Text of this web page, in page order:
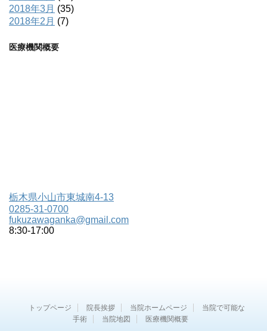
2018年3月 (35)
2018年2月 (7)
医療機関概要
栃木県小山市東城南4-13
0285-31-0700
fukuzawaganka@gmail.com
8:30-17:00
トップページ 院長挨拶 当院ホームページ
当院で可能な
手術
当院地図 医療機関概要